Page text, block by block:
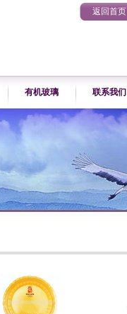
返回首页
有机玻璃 联系我们